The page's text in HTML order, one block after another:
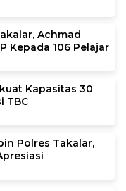
Achmad
Kepada 106 Pelajar
Kapasitas 30
TBC
Polres Takalar,